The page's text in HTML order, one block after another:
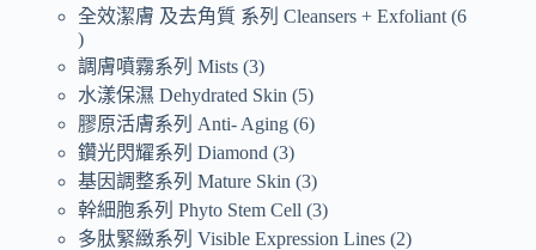
全效潔膚 及去角質 系列 Cleansers + Exfoliant 6
調膚噴霧系列 Mists 3
水漾保濕 Dehydrated Skin
5
膠原活膚系列 Anti- Aging 6
鑽光閃耀系列 Diamond 3
基因調整系列 Mature Skin 3
幹細胞系列 Phyto Stem Cell 3
多肽緊緻系列 Visible Expression Lines 2